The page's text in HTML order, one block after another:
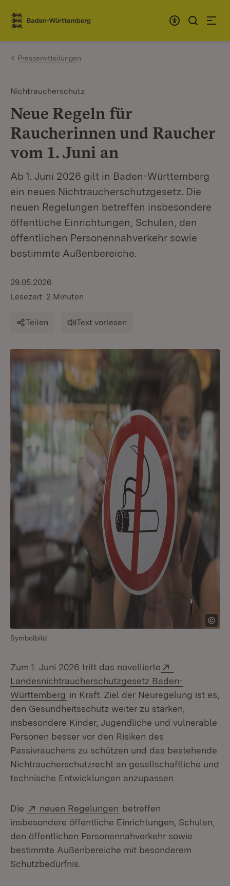
Zum Inhalt springen
Link zur Startseite
Pressemitteilungen
Nichtraucherschutz
Neue Regeln für
Raucherinnen und Raucher
vom 1. Juni an
Ab 1. Juni 2026 gilt in Baden-Württemberg
ein neues Nichtraucherschutzgesetz. Die
neuen Regelungen betreffen insbesondere
öffentliche Einrichtungen, Schulen, den
öffentlichen Personennahverkehr sowie
bestimmte Außenbereiche.
29.05.2026
Lesezeit: 2 Minuten
Teilen Text vorlesen
Symbolbild
Zum 1. Juni 2026 tritt das novellierte
Landesnichtraucherschutzgesetz Baden-
Württemberg (Öffnet in neuem Fenster)
in Kraft. Ziel der Neuregelung ist es,
den Gesundheitsschutz weiter zu stärken,
insbesondere Kinder, Jugendliche und vulnerable
Personen besser vor den Risiken des
Passivrauchens zu schützen und das bestehende
Nichtraucherschutzrecht an gesellschaftliche und
technische Entwicklungen anzupassen.
Die Extern:
neuen Regelungen (Öffnet in neuem Fenster)
betreffen
insbesondere öffentliche Einrichtungen, Schulen,
den öffentlichen Personennahverkehr sowie
bestimmte Außenbereiche mit besonderem
Schutzbedürfnis.